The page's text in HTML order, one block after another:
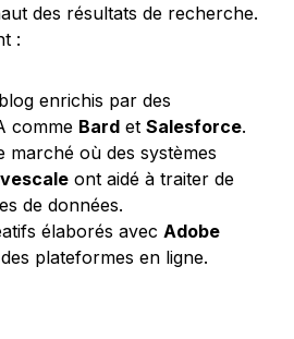
des résultats de recherche.
:
enrichis par des
comme Bard et Salesforce.
marché où des systèmes
ont aidé à traiter de
de données.
élaborés avec Adobe
plateformes en ligne.